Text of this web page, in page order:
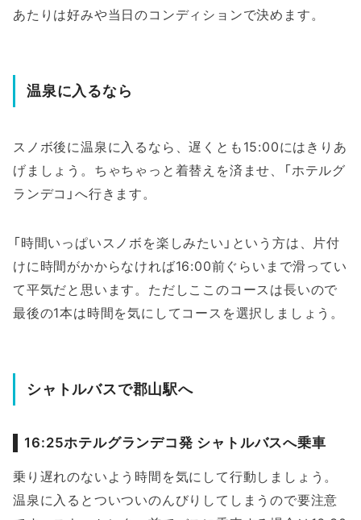
あたりは好みや当日のコンディションで決めます。
温泉に入るなら
スノボ後に温泉に入るなら、遅くとも15:00にはきりあ
げましょう。ちゃちゃっと着替えを済ませ、「ホテルグ
ランデコ」へ行きます。
「時間いっぱいスノボを楽しみたい」という方は、片付
けに時間がかからなければ16:00前ぐらいまで滑ってい
て平気だと思います。ただしここのコースは長いので
最後の1本は時間を気にしてコースを選択しましょう。
シャトルバスで郡山駅へ
16:25ホテルグランデコ発 シャトルバスへ乗車
乗り遅れのないよう時間を気にして行動しましょう。
温泉に入るとついついのんびりしてしまうので要注意